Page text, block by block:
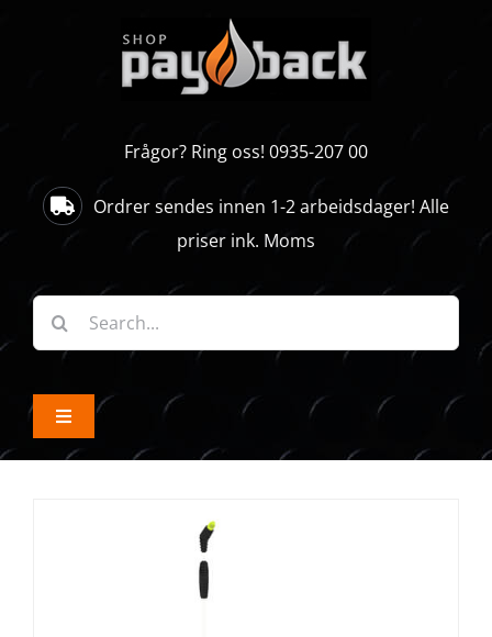
Frågor? Ring oss! 0935-207 00
Ordrer sendes innen 1-2 arbeidsdager! Alle
priser ink. Moms
Søk
etter:
Toggle
Navigation
AKTUELLE KAMPANJER